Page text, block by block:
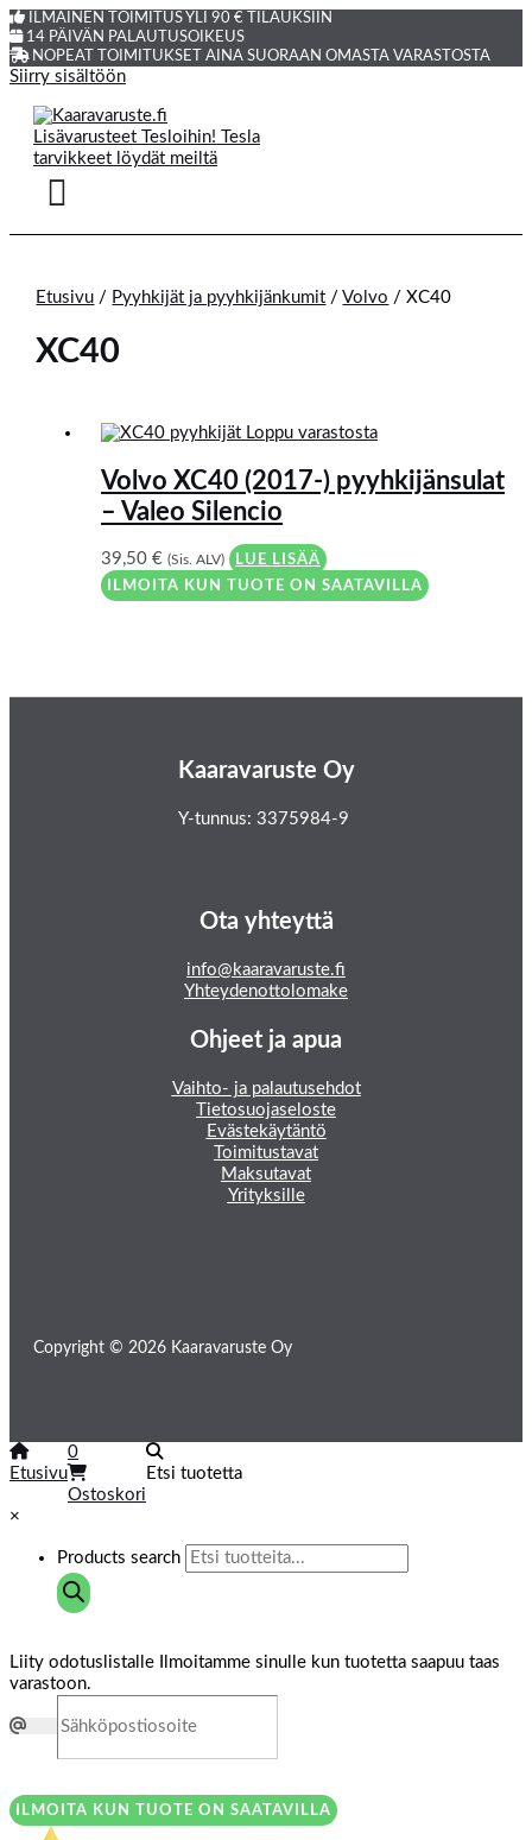
ILMAINEN TOIMITUS YLI 90 € TILAUKSIIN
14 PÄIVÄN PALAUTUSOIKEUS
NOPEAT TOIMITUKSET AINA SUORAAN OMASTA VARASTOSTA
Siirry sisältöön
Etusivu / Pyyhkijät ja pyyhkijänkumit /Volvo / XC40
XC40
Loppu varastosta
Volvo XC40 (2017-) pyyhkijänsulat
– Valeo Silencio
39,50€ (Sis. ALV)
LUE LISÄÄ
ILMOITA KUN TUOTE ON SAATAVILLA
Kaaravaruste Oy
Y-tunnus: 3375984-9
Ota yhteyttä
info@kaaravaruste.fi
Yhteydenottolomake
Ohjeet ja apua
Vaihto- ja palautusehdot
Tietosuojaseloste
Evästekäytäntö
Toimitustavat
Maksutavat
Yrityksille
Copyright © 2026 Kaaravaruste Oy
Etusivu
0
Ostoskori
Etsi tuotetta
×
Products search
Liity odotuslistalle
Ilmoitamme sinulle kun tuotetta saapuu taas
varastoon.
ILMOITA KUN TUOTE ON SAATAVILLA